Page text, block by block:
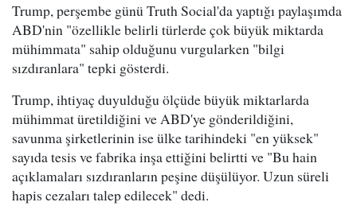
Trump, perşembe günü Truth Social'da yaptığı paylaşımda
ABD'nin "özellikle belirli türlerde çok büyük miktarda
mühimmata" sahip olduğunu vurgularken "bilgi
sızdıranlara" tepki gösterdi.
Trump, ihtiyaç duyulduğu ölçüde büyük miktarlarda
mühimmat üretildiğini ve ABD'ye gönderildiğini,
savunma şirketlerinin ise ülke tarihindeki "en yüksek"
sayıda tesis ve fabrika inşa ettiğini belirtti ve "Bu hain
açıklamaları sızdıranların peşine düşülüyor. Uzun süreli
hapis cezaları talep edilecek" dedi.